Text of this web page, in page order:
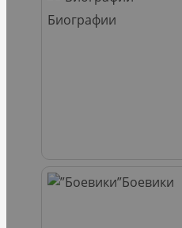
Биографии
Боевики